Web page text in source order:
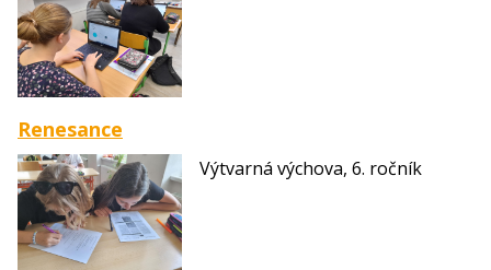
Renesance
Výtvarná výchova, 6. ročník